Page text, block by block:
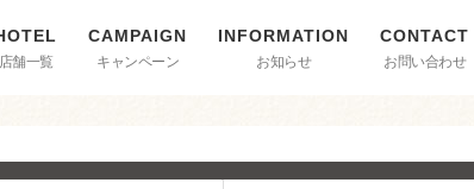
店舗一覧 キャンペーン お知らせ お問い合わせ